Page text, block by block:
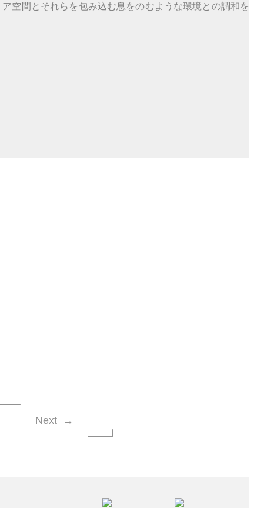
空間とそれらを包み込む息をのむような環境との調和を
Next →